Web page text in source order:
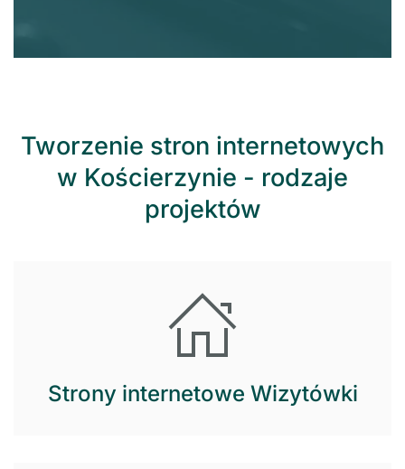
Tworzenie stron internetowych
w Kościerzynie - rodzaje
projektów
Strony internetowe Wizytówki